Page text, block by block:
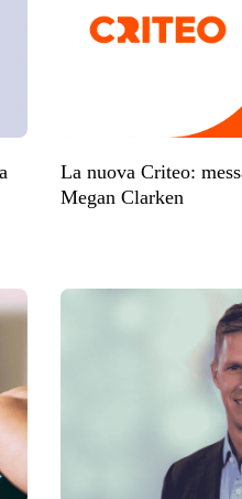
La nuova Criteo:
Megan Clarken